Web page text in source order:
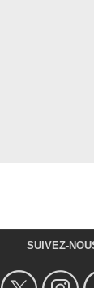
SUIVEZ-